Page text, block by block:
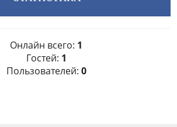
Онлайн всего: 1
Гостей: 1
Пользователей: 0